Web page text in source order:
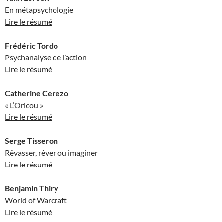
En métapsychologie
Lire le résumé
Frédéric Tordo
Psychanalyse de l’action
Lire le résumé
Catherine Cerezo
« L’Oricou »
Lire le résumé
Serge Tisseron
Rêvasser, rêver ou imaginer
Lire le résumé
Benjamin Thiry
World of Warcraft
Lire le résumé